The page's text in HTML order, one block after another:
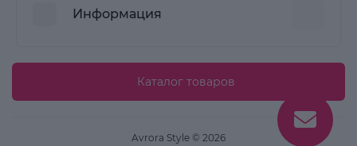
Информация
Пользовательское соглашение
Каталог товаров
Avrora Style © 2026